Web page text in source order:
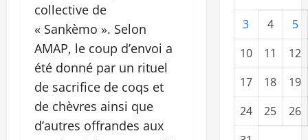
collective de
« Sankèmo ». Selon
AMAP, le coup d’envoi a
été donné par un rituel
de sacrifice de coqs et
de chèvres ainsi que
d’autres offrandes aux
3 4
5
10
11
12
17
18
19
24
25
26